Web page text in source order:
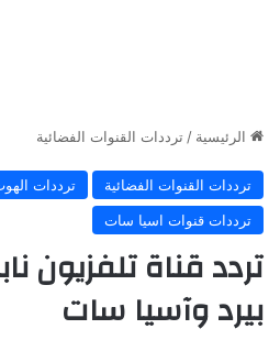
الرئيسية / ترددات القنوات الفضائية
ترددات القنوات الفضائية
ترددات
ترددات قنوات اسيا سات
تردد قناة
بيرد وآسيا سات